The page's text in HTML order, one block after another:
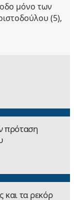
μόνο των
(5),
πρόταση
και τα ρεκόρ